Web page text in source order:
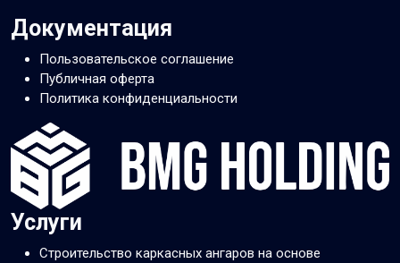
Документация
Пользовательское соглашение
Публичная оферта
Политика конфиденциальности
Услуги
Строительство каркасных ангаров на основе